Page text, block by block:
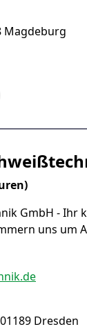
Magdeburg
GmbH - Ihr
uns um
Dresden